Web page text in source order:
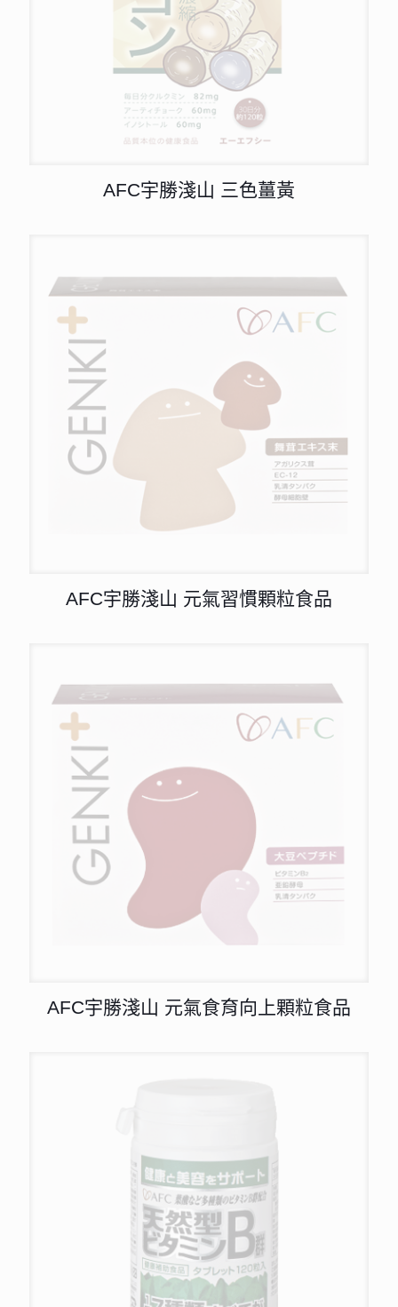
AFC宇勝淺山 三色薑黃
AFC宇勝淺山 元氣習慣顆粒食品
AFC宇勝淺山 元氣食育向上顆粒食品